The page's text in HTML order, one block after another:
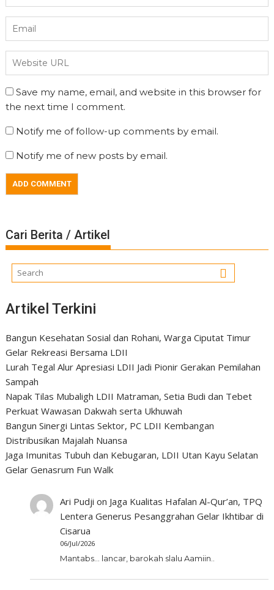
Save my name, email, and website in this browser for
the next time I comment.
Notify me of follow-up comments by email.
Notify me of new posts by email.
Cari Berita / Artikel
Artikel Terkini
Bangun Kesehatan Sosial dan Rohani, Warga Ciputat Timur
Gelar Rekreasi Bersama LDII
Lurah Tegal Alur Apresiasi LDII Jadi Pionir Gerakan Pemilahan
Sampah
Napak Tilas Mubaligh LDII Matraman, Setia Budi dan Tebet
Perkuat Wawasan Dakwah serta Ukhuwah
Bangun Sinergi Lintas Sektor, PC LDII Kembangan
Distribusikan Majalah Nuansa
Jaga Imunitas Tubuh dan Kebugaran, LDII Utan Kayu Selatan
Gelar Genasrum Fun Walk
Ari Pudji on Jaga Kualitas Hafalan Al-Qur’an, TPQ
Lentera Generus Pesanggrahan Gelar Ikhtibar di
Cisarua
06/Jul/2026
Mantabs... lancar, barokah slalu Aamiin..